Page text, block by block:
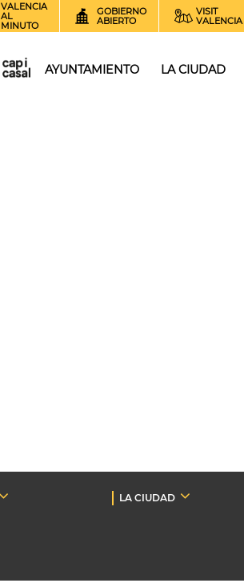
VALENCIA
AL
MINUTO
GOBIERNO
ABIERTO
VISIT
VALENCIA
AYUNTAMIENTO LA CIUDAD
LA CIUDAD